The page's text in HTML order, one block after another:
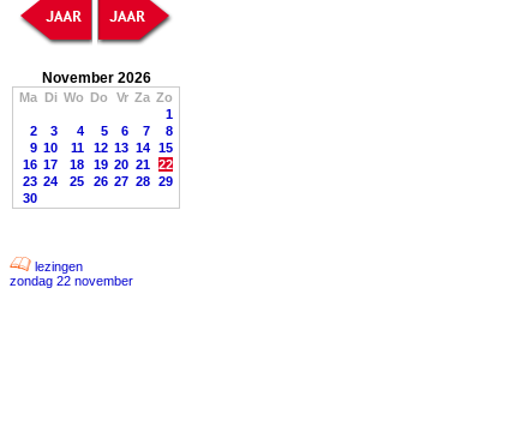
November 2026
Ma Di Wo Do Vr Za Zo
1
2
3 4 5 6 7
8
9 10 11 12 13 14 15
16 17 18 19 20 21 22
23 24 25 26 27 28 29
30
lezingen
zondag 22 november